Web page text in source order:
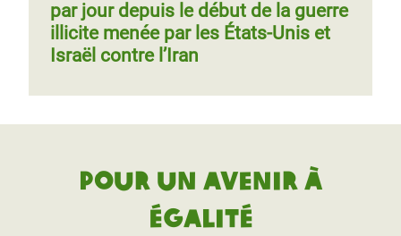
par jour depuis le début de la guerre
illicite menée par les États-Unis et
Israël contre l’Iran
Pour un avenir à
égalité